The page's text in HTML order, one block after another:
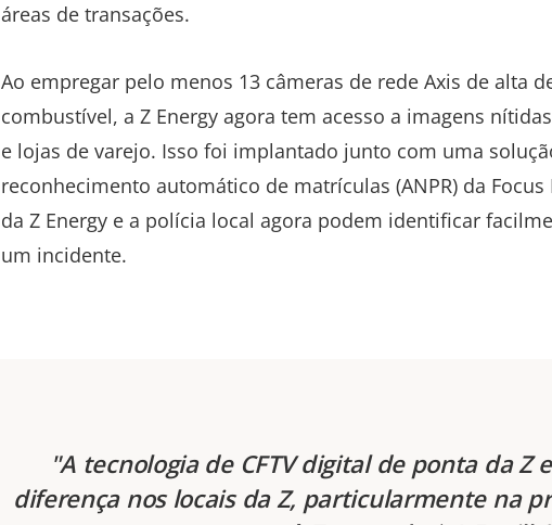
áreas de transações.
Ao empregar pelo menos 13 câmeras de rede Axis de alta
combustível, a Z Energy agora tem acesso a imagens
e lojas de varejo. Isso foi implantado junto com uma
reconhecimento automático de matrículas (ANPR) da
da Z Energy e a polícia local agora podem identificar
um incidente.
A tecnologia de CFTV digital de ponta da Z
diferença nos locais da Z, particularmente na